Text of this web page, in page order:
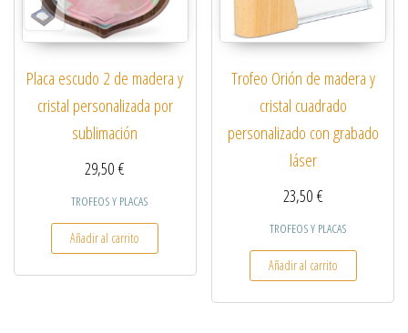
Placa escudo 2 de madera y
cristal personalizada por
sublimación
29,50€
TROFEOS Y PLACAS
Añadir al carrito
Trofeo Orión de madera y
cristal cuadrado
personalizado con grabado
láser
23,50€
TROFEOS Y PLACAS
Añadir al carrito